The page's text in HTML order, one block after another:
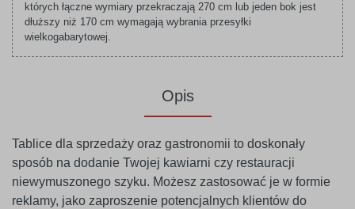
których łączne wymiary przekraczają 270 cm lub jeden bok jest
dłuższy niż 170 cm wymagają wybrania przesyłki
wielkogabarytowej.
Opis
Tablice dla sprzedaży oraz gastronomii to doskonały
sposób na dodanie Twojej kawiarni czy restauracji
niewymuszonego szyku. Możesz zastosować je w formie
reklamy, jako zaproszenie potencjalnych klientów do